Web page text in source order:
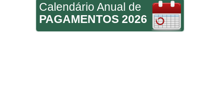
Calendário Anual de
PAGAMENTOS 2026